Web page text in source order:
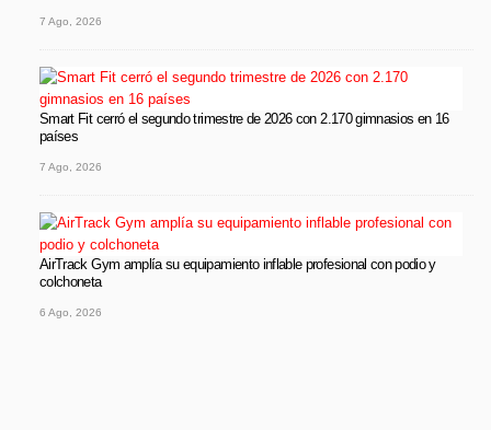
7 Ago, 2026
Smart Fit cerró el segundo trimestre de 2026 con 2.170 gimnasios en 16
países
7 Ago, 2026
AirTrack Gym amplía su equipamiento inflable profesional con podio y
colchoneta
6 Ago, 2026